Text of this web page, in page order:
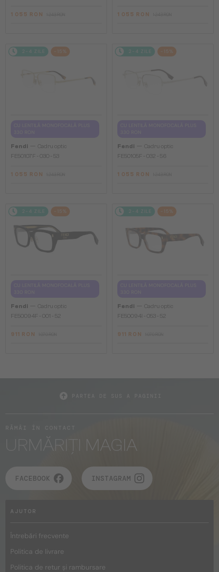
1 055 RON 1 055 RON
2-4 ZILE -15%
Fendi
Cadru optic
FE50107F - 030 - 53
1 055 RON
2-4 ZILE -15%
Fendi
Cadru optic
FE50105F - 032 - 56
1 055 RON
2-4 ZILE -15%
Fendi
Cadru optic
FE50094F - 001 - 52
911 RON
2-4 ZILE -15%
Fendi
Cadru optic
FE50094I - 053 - 52
911 RON
URMĂRIȚI MAGIA
FACEBOOK INSTAGRAM
AJUTOR
Întrebări frecvente
Politica de livrare
Politica de retur și rambursare